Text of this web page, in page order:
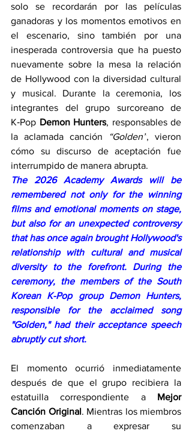
solo se recordarán por las películas
ganadoras y los momentos emotivos en
el escenario, sino también por una
inesperada controversia que ha puesto
nuevamente sobre la mesa la relación
de Hollywood con la diversidad cultural
y musical. Durante la ceremonia, los
integrantes del grupo surcoreano de
K‑Pop Demon Hunters, responsables de
la aclamada canción
“Golden”, vieron
cómo su discurso de aceptación fue
interrumpido de manera abrupta.
The 2026 Academy Awards will be
remembered not only for the winning
films and emotional moments on stage,
but also for an unexpected controversy
that has once again brought Hollywood's
relationship with cultural and musical
diversity to the forefront. During the
ceremony, the members of the South
Korean K-Pop group Demon Hunters,
responsible for the acclaimed song
"Golden," had their acceptance speech
abruptly cut short.
El momento ocurrió inmediatamente
después de que el grupo recibiera la
estatuilla correspondiente a Mejor
Canción Original. Mientras los miembros
comenzaban a expresar su